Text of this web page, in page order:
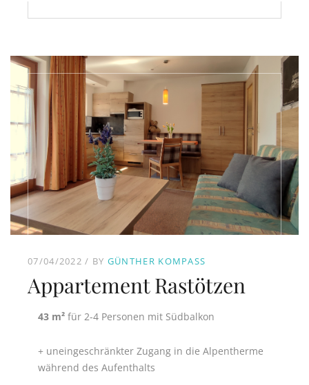
07/04/2022 BY GÜNTHER KOMPASS
Appartement Rastötzen
43 m² für 2-4 Personen mit Südbalkon
+ uneingeschränkter Zugang in die Alpentherme
während des Aufenthalts